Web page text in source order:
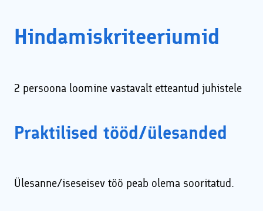
Hindamiskriteeriumid
2 persoona loomine vastavalt etteantud juhistele
Praktilised tööd/ülesanded
Ülesanne/iseseisev töö peab olema sooritatud.